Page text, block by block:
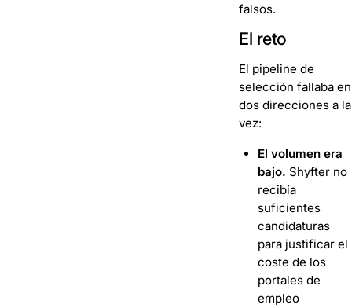
falsos.
El reto
El pipeline de
selección fallaba en
dos direcciones a la
vez:
El volumen era
bajo. Shyfter no
recibía
suficientes
candidaturas
para justificar el
coste de los
portales de
empleo